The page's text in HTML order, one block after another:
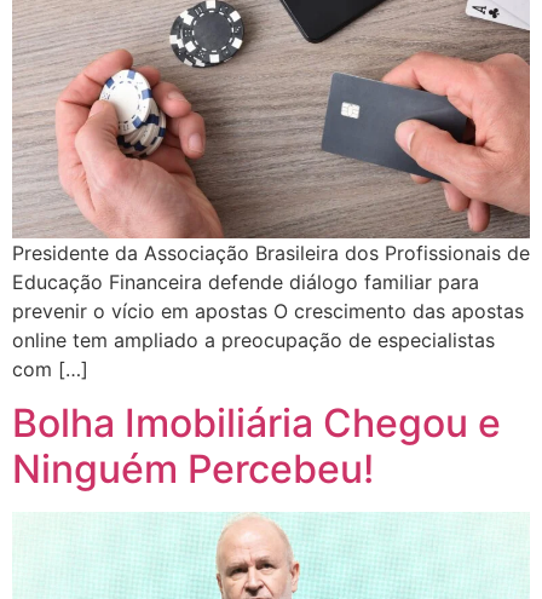
Presidente da Associação Brasileira dos Profissionais de
Educação Financeira defende diálogo familiar para
prevenir o vício em apostas O crescimento das apostas
online tem ampliado a preocupação de especialistas
com […]
Bolha Imobiliária Chegou e
Ninguém Percebeu!